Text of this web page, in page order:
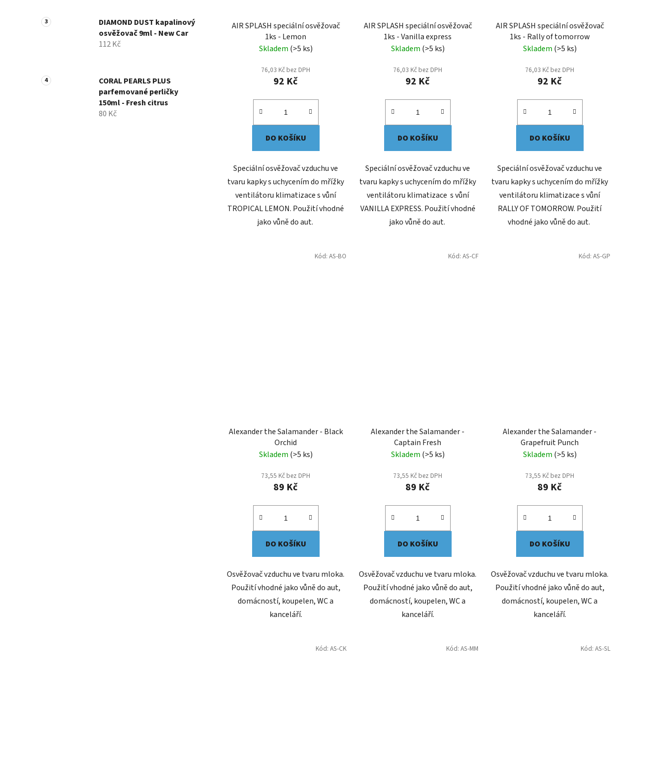
DIAMOND DUST kapalinový
osvěžovač 9ml - New Car
112 Kč
CORAL PEARLS PLUS
parfemované perličky
150ml - Fresh citrus
80 Kč
AIR SPLASH speciální osvěžovač
1ks - Lemon
Skladem (>5 ks)
76,03 Kč bez DPH
92 Kč
DO KOŠÍKU
Speciální osvěžovač vzduchu ve
tvaru kapky s uchycením do mřížky
ventilátoru klimatizace s vůní
TROPICAL LEMON. Použití vhodné
jako vůně do aut.
AIR SPLASH speciální osvěžovač
1ks - Vanilla express
Skladem (>5 ks)
76,03 Kč bez DPH
92 Kč
DO KOŠÍKU
Speciální osvěžovač vzduchu ve
tvaru kapky s uchycením do mřížky
ventilátoru klimatizace s vůní
VANILLA EXPRESS. Použití vhodné
jako vůně do aut.
AIR SPLASH speciální osvěžovač
1ks - Rally of tomorrow
Skladem (>5 ks)
76,03 Kč bez DPH
92 Kč
DO KOŠÍKU
Speciální osvěžovač vzduchu ve
tvaru kapky s uchycením do mřížky
ventilátoru klimatizace s vůní
RALLY OF TOMORROW. Použití
vhodné jako vůně do aut.
Alexander the Salamander - Black
Orchid
Skladem (>5 ks)
73,55 Kč bez DPH
89 Kč
DO KOŠÍKU
Osvěžovač vzduchu ve tvaru mloka.
Použití vhodné jako vůně do aut,
domácností, koupelen, WC a
kanceláří.
Kód: AS-BO
Alexander the Salamander -
Captain Fresh
Skladem (>5 ks)
73,55 Kč bez DPH
89 Kč
DO KOŠÍKU
Osvěžovač vzduchu ve tvaru mloka.
Použití vhodné jako vůně do aut,
domácností, koupelen, WC a
kanceláří.
Kód: AS-CF
Alexander the Salamander -
Grapefruit Punch
Skladem (>5 ks)
73,55 Kč bez DPH
89 Kč
DO KOŠÍKU
Osvěžovač vzduchu ve tvaru mloka.
Použití vhodné jako vůně do aut,
domácností, koupelen, WC a
kanceláří.
Kód: AS-GP
Kód: AS-CK Kód: AS-MM Kód: AS-SL